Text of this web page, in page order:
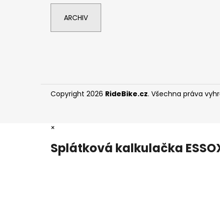
ARCHIV
Copyright 2026 RideBike.cz. Všechna práva
×
Splátková kalkulačka